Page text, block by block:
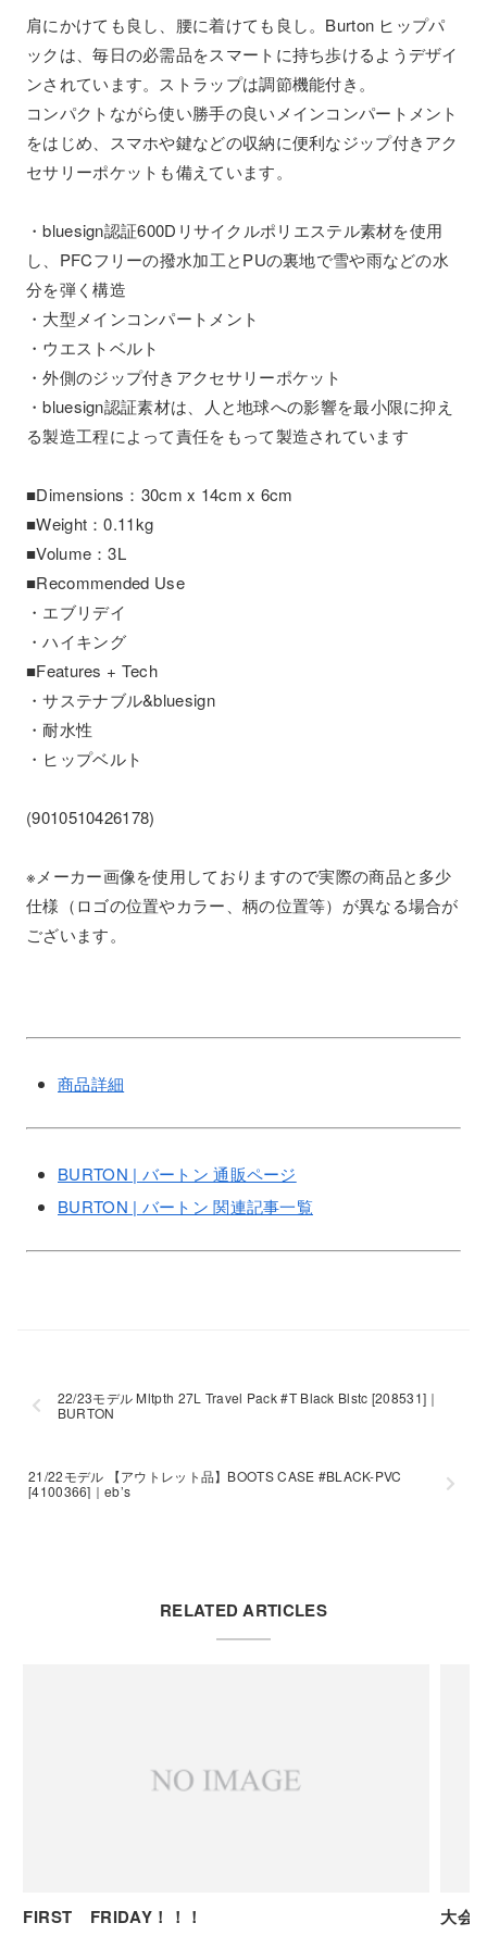
肩にかけても良し、腰に着けても良し。Burton ヒップパ
ックは、毎日の必需品をスマートに持ち歩けるようデザイ
ンされています。ストラップは調節機能付き。
コンパクトながら使い勝手の良いメインコンパートメント
をはじめ、スマホや鍵などの収納に便利なジップ付きアク
セサリーポケットも備えています。
・bluesign認証600Dリサイクルポリエステル素材を使用
し、PFCフリーの撥水加工とPUの裏地で雪や雨などの水
分を弾く構造
・大型メインコンパートメント
・ウエストベルト
・外側のジップ付きアクセサリーポケット
・bluesign認証素材は、人と地球への影響を最小限に抑え
る製造工程によって責任をもって製造されています
■Dimensions：30cm x 14cm x 6cm
■Weight：0.11kg
■Volume：3L
■Recommended Use
・エブリデイ
・ハイキング
■Features + Tech
・サステナブル&bluesign
・耐水性
・ヒップベルト
(9010510426178)
※メーカー画像を使用しておりますので実際の商品と多少
仕様（ロゴの位置やカラー、柄の位置等）が異なる場合が
ございます。
商品詳細
BURTON | バートン 通販ページ
BURTON | バートン 関連記事一覧
22/23モデル Mltpth 27L Travel Pack #T Black Blstc [208531]｜
BURTON
21/22モデル 【アウトレット品】BOOTS CASE #BLACK-PVC
[4100366]｜eb’s
RELATED ARTICLES
FIRST FRIDAY！！！ 大会